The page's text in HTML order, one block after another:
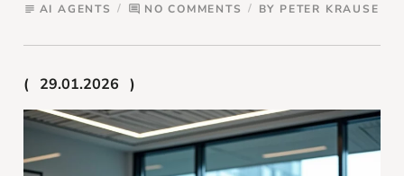
subject AI AGENTS comment NO COMMENTS BY PETER KRAUSE
29.01.2026